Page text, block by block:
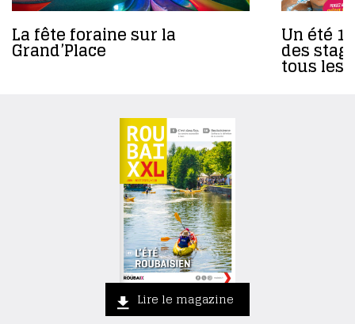
La fête foraine sur la
Grand’Place
Un été
des
tous les
Lire le magazine